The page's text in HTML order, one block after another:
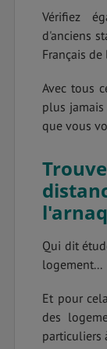
Vérifiez
d'anciens
Français
Avec tous
plus
que vous
Qui dit
logement...
Et pour
des
particuliers